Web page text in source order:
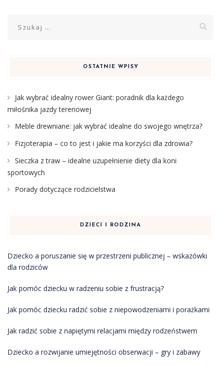
OSTATNIE WPISY
Jak wybrać idealny rower Giant: poradnik dla każdego
miłośnika jazdy terenowej
Meble drewniane: jak wybrać idealne do swojego wnętrza?
Fizjoterapia – co to jest i jakie ma korzyści dla zdrowia?
Sieczka z traw – idealne uzupełnienie diety dla koni
sportowych
Porady dotyczące rodzicielstwa
DZIECI I RODZINA
Dziecko a poruszanie się w przestrzeni publicznej – wskazówki
dla rodziców
Jak pomóc dziecku w radzeniu sobie z frustracją?
Jak pomóc dziecku radzić sobie z niepowodzeniami i porażkami
Jak radzić sobie z napiętymi relacjami między rodzeństwem
Dziecko a rozwijanie umiejętności obserwacji – gry i zabawy